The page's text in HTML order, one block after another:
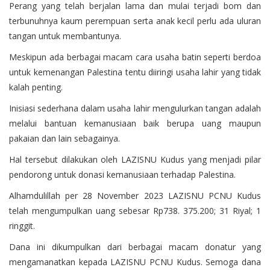
Perang yang telah berjalan lama dan mulai terjadi bom dan
terbunuhnya kaum perempuan serta anak kecil perlu ada uluran
tangan untuk membantunya.
Meskipun ada berbagai macam cara usaha batin seperti berdoa
untuk kemenangan Palestina tentu diiringi usaha lahir yang tidak
kalah penting.
Inisiasi sederhana dalam usaha lahir mengulurkan tangan adalah
melalui bantuan kemanusiaan baik berupa uang maupun
pakaian dan lain sebagainya.
Hal tersebut dilakukan oleh LAZISNU Kudus yang menjadi pilar
pendorong untuk donasi kemanusiaan terhadap Palestina.
Alhamdulillah per 28 November 2023 LAZISNU PCNU Kudus
telah mengumpulkan uang sebesar Rp738. 375.200; 31 Riyal; 1
ringgit.
Dana ini dikumpulkan dari berbagai macam donatur yang
mengamanatkan kepada LAZISNU PCNU Kudus. Semoga dana